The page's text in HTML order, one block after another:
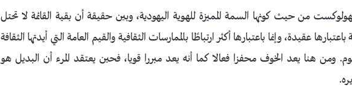
من حيث كونها السمة المميزة للهوية اليهودية، وبين حقيقة أن بقية القائمة لا تحتل
عقيدة، وإنما باعتبارها أكثر ارتباطًا بالممارسات الثقافية والقيم العامة التي أيدتها الثقافة
ومن هنا يعد الخوف محفزا فعالا كما أنه يعد مبررا قويا، فحين يعتقد المرء أن البديل هو